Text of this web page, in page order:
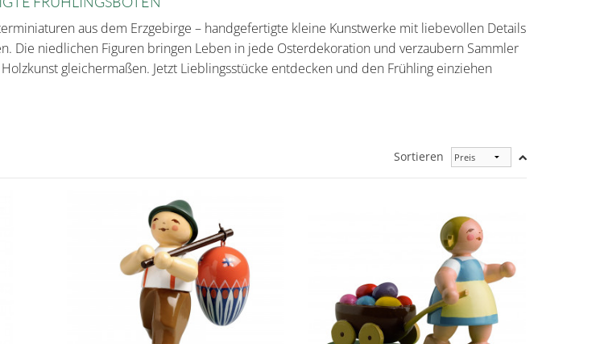
aus dem Erzgebirge – handgefertigte kleine Kunstwerke mit liebevollen Details
Die niedlichen Figuren bringen Leben in jede Osterdekoration und verzaubern Sammler
gleichermaßen. Jetzt Lieblingsstücke entdecken und den Frühling einziehen
Sortieren